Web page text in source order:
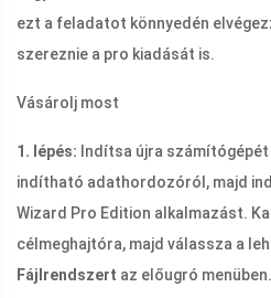
ezt a feladatot könnyedén
szereznie a pro kiadását is.
Vásárolj most
1. lépés: Indítsa újra
indítható adathordozóról, majd
Wizard Pro Edition alkalmazást.
célmeghajtóra, majd válassza a
Fájlrendszert az előugró menüben.